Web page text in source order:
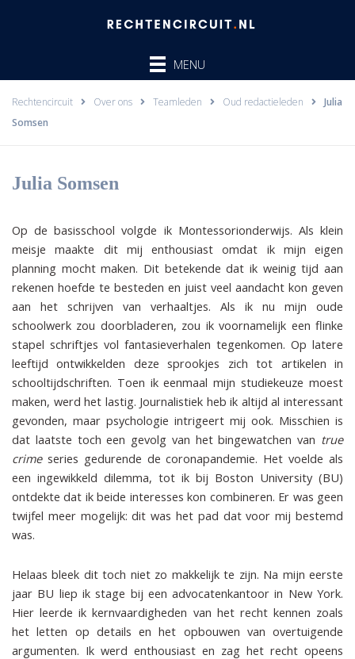
MENU
Rechtencircuit Over ons Teamleden Oud redactieleden
Julia
Somsen
Julia Somsen
Op de basisschool volgde ik Montessorionderwijs. Als klein
meisje maakte dit mij enthousiast omdat ik mijn eigen
planning mocht maken. Dit betekende dat ik weinig tijd aan
rekenen hoefde te besteden en juist veel aandacht kon geven
aan het schrijven van verhaaltjes. Als ik nu mijn oude
schoolwerk zou doorbladeren, zou ik voornamelijk een flinke
stapel schriftjes vol fantasieverhalen tegenkomen. Op latere
leeftijd ontwikkelden deze sprookjes zich tot artikelen in
schooltijdschriften. Toen ik eenmaal mijn studiekeuze moest
maken, werd het lastig. Journalistiek heb ik altijd al interessant
gevonden, maar psychologie intrigeert mij ook. Misschien is
dat laatste toch een gevolg van het bingewatchen van true
crimeseries gedurende de coronapandemie. Het voelde als
een ingewikkeld dilemma, tot ik bij Boston University (BU)
ontdekte dat ik beide interesses kon combineren. Er was geen
twijfel meer mogelijk: dit was het pad dat voor mij bestemd
was.
Helaas bleek dit toch niet zo makkelijk te zijn. Na mijn eerste
jaar BU liep ik stage bij een advocatenkantoor in New York.
Hier leerde ik kernvaardigheden van het recht kennen zoals
het letten op details en het opbouwen van overtuigende
argumenten. Ik werd enthousiast en zag het recht opeens